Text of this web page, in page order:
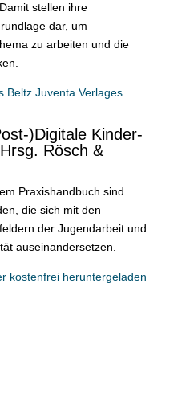
stellen ihre
dar, um
zu arbeiten und die
Beltz Juventa Verlages.
)Digitale Kinder-
Rösch &
Praxishandbuch sind
die sich mit den
der Jugendarbeit und
auseinandersetzen.
kostenfrei heruntergeladen